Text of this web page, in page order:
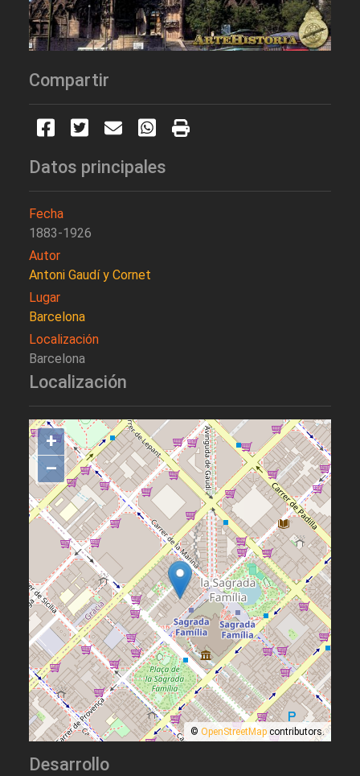
Compartir
Datos principales
Fecha
1883-1926
Autor
Antoni Gaudí y Cornet
Lugar
Barcelona
Localización
Barcelona
Localización
+
–
© OpenStreetMap contributors.
Desarrollo